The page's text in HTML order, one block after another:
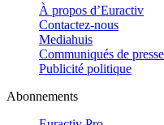
À propos d’Euractiv
Contactez-nous
Mediahuis
Communiqués de presse
Publicité politique
Abonnements